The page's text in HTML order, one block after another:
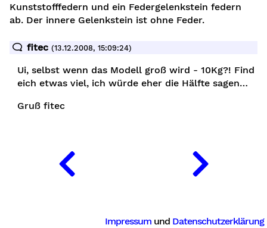
Kunststofffedern und ein Federgelenkstein federn
ab. Der innere Gelenkstein ist ohne Feder.
fitec (13.12.2008, 15:09:24)
Ui, selbst wenn das Modell groß wird - 10Kg?! Find
eich etwas viel, ich würde eher die Hälfte sagen…
Gruß fitec
Impressum und Datenschutzerklärung